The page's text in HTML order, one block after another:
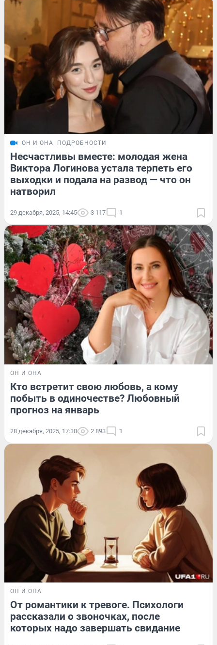
ОН И ОНА ПОДРОБНОСТИ
Несчастливы вместе: молодая жена
Виктора Логинова устала терпеть его
выходки и подала на развод — что он
натворил
29 декабря, 2025, 14:45 3 117 1
ОН И ОНА
Кто встретит свою любовь, а кому
побыть в одиночестве? Любовный
прогноз на январь
28 декабря, 2025, 17:30 2 893 1
ОН И ОНА
От романтики к тревоге. Психологи
рассказали о звоночках, после
которых надо завершать свидание